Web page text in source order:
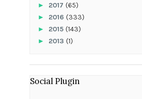
► 2017 (65)
► 2016 (333)
► 2015 (143)
► 2013 (1)
Social Plugin